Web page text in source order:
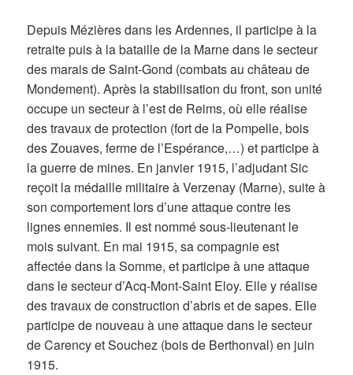
Depuis Mézières dans les Ardennes, il participe à la
retraite puis à la bataille de la Marne dans le secteur
des marais de Saint-Gond (combats au château de
Mondement). Après la stabilisation du front, son unité
occupe un secteur à l’est de Reims, où elle réalise
des travaux de protection (fort de la Pompelle, bois
des Zouaves, ferme de l’Espérance,…) et participe à
la guerre de mines. En janvier 1915, l’adjudant Sic
reçoit la médaille militaire à Verzenay (Marne), suite à
son comportement lors d’une attaque contre les
lignes ennemies. Il est nommé sous-lieutenant le
mois suivant. En mai 1915, sa compagnie est
affectée dans la Somme, et participe à une attaque
dans le secteur d’Acq-Mont-Saint Eloy. Elle y réalise
des travaux de construction d’abris et de sapes. Elle
participe de nouveau à une attaque dans le secteur
de Carency et Souchez (bois de Berthonval) en juin
1915.